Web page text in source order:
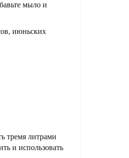
мыло и
июньских
тремя литрами
и использовать